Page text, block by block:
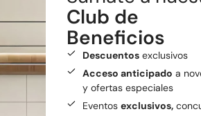
Medios de pago
Pagá tu compra con
Club de
Beneficios
Descuentosexclusivos
Acceso anticipado a
y ofertas especiales
Eventos exclusivos,